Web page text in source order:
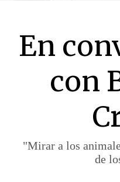
En
con
"Mirar a los
de